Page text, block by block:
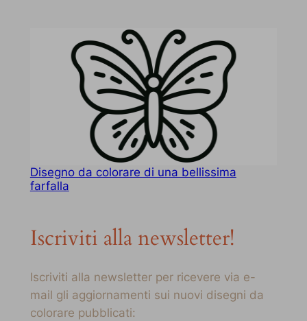
Disegno da colorare di una bellissima
farfalla
Iscriviti alla newsletter!
Iscriviti alla newsletter per ricevere via e-
mail gli aggiornamenti sui nuovi disegni da
colorare pubblicati: